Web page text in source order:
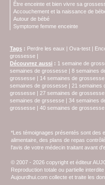
Être enceinte et bien vivre sa
Accouchement et la naissance de
Autour de bébé
Symptome femme enceinte
Tags : Perdre les eaux | Ova-test |
grossesse |
Découvrez aussi : 1 semaine de
semaines de grossesse | 8 semaines
grossesse | 14 semaines de grossesse
semaines de grossesse | 21 semaines
grossesse | 27 semaines de grossesse
semaines de grssesse | 34 semaines
grossesse | 40 semaines de grossesse
*Les témoignages présentés sont des
alimentaire, des plans de repas
l'avis de votre médecin traitant avant
© 2007 - 2026 copyright et éditeur
Reproduction totale ou partielle
Aujourdhui.com collecte et traite les